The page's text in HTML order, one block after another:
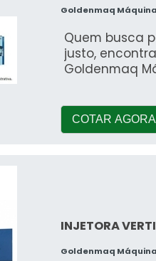
Goldenmaq
Quem busca
justo,
Goldenmaq
COTAR AGORA
INJETORA
Goldenmaq